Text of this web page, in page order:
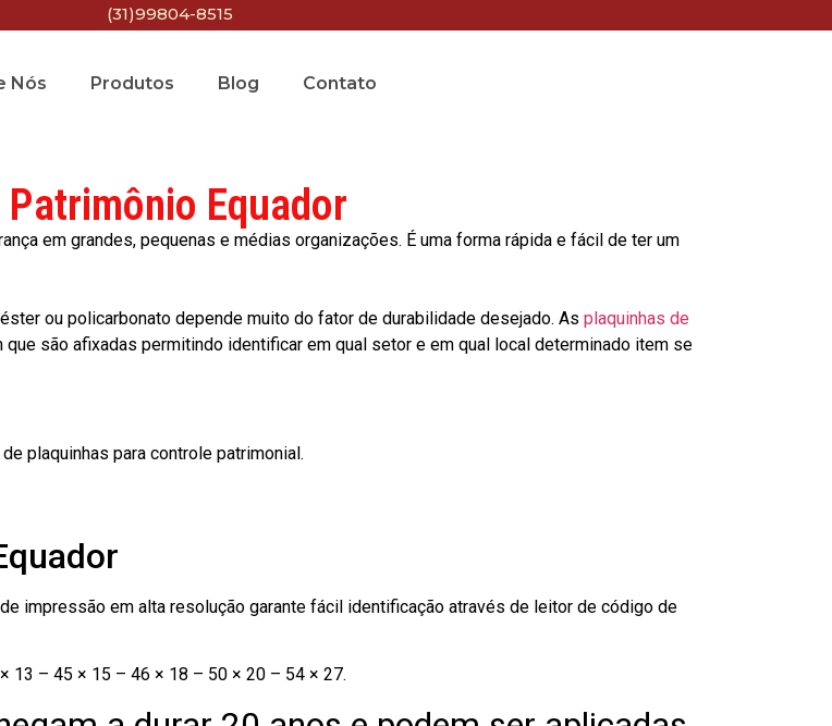
(31)99804-8515
Nós Produtos Blog Contato
Patrimônio Equador
em grandes, pequenas e médias organizações. É uma forma rápida e fácil de ter um
ou policarbonato depende muito do fator de durabilidade desejado. As plaquinhas de
são afixadas permitindo identificar em qual setor e em qual local determinado item se
plaquinhas para controle patrimonial.
impressão em alta resolução garante fácil identificação através de leitor de código de
13 – 45 × 15 – 46 × 18 – 50 × 20 – 54 × 27.